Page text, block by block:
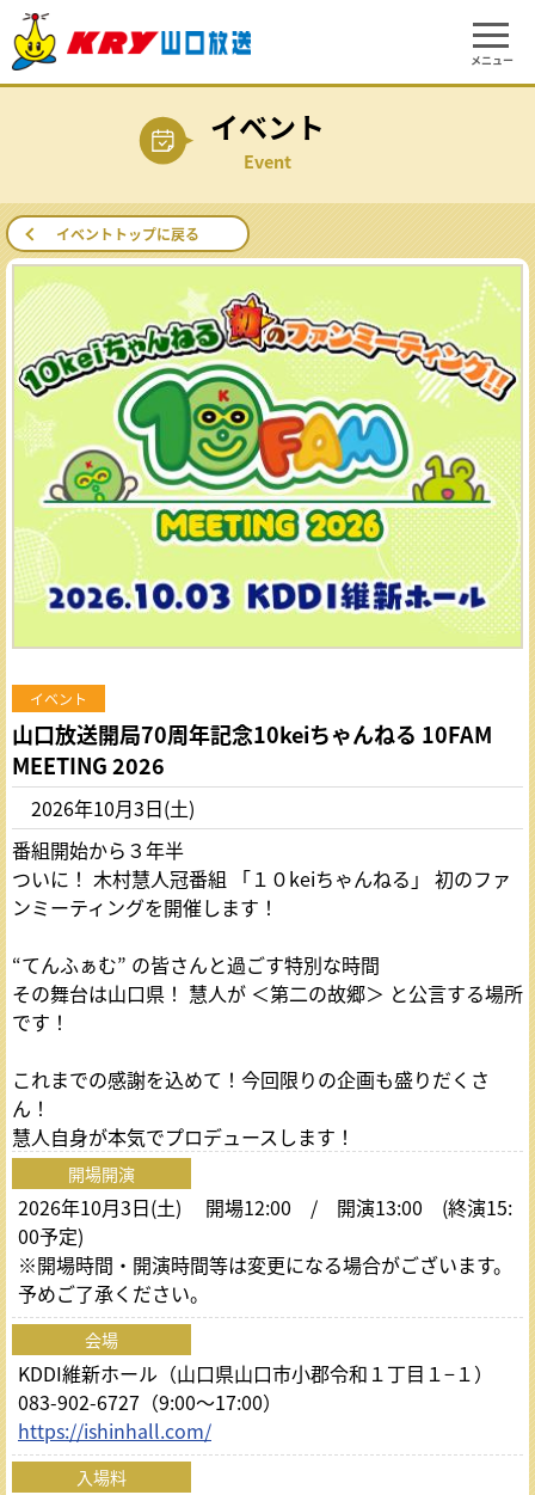
メニュー
イベント
Event
イベントトップに戻る
イベント
山口放送開局70周年記念10keiちゃんねる 10FAM
MEETING 2026
2026年10月3日(土)
番組開始から３年半
ついに！ 木村慧人冠番組 「１０keiちゃんねる」 初のファ
ンミーティングを開催します！
“てんふぁむ” の皆さんと過ごす特別な時間
その舞台は山口県！ 慧人が ＜第二の故郷＞ と公言する場所
です！
これまでの感謝を込めて！今回限りの企画も盛りだくさ
ん！
慧人自身が本気でプロデュースします！
開場開演
2026年10月3日(土) 開場12:00 / 開演13:00 (終演15:
00予定)
※開場時間・開演時間等は変更になる場合がございます。
予めご了承ください。
会場
KDDI維新ホール（山口県山口市小郡令和１丁目１−１）
083-902-6727（9:00～17:00）
https://ishinhall.com/
入場料